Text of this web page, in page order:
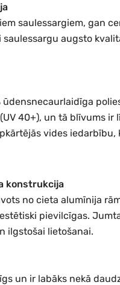
saulessargiem, gan
augsto
ūdensnecaurlaidīga
40+), un tā blīvums
vides
konstrukcija
no cieta alumīnija
pievilcīgas.
ilgstošai lietošanai.
un ir labāks nekā